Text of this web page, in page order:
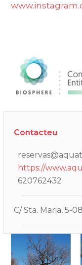
Contacteu
https://
620762432
C/ Sta. Maria, 5-